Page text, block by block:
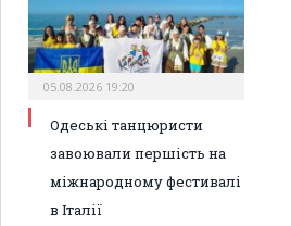
05.08.2026 19:20
Одеські танцюристи
завоювали першість на
міжнародному фестивалі
в Італії